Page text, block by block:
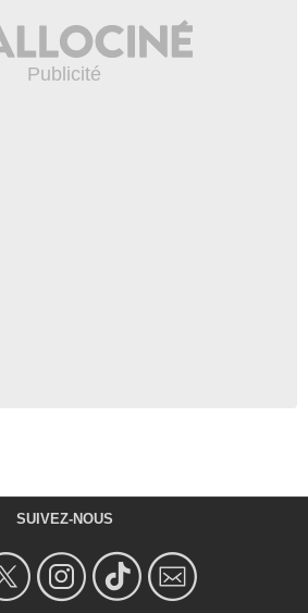
SUIVEZ-NOUS